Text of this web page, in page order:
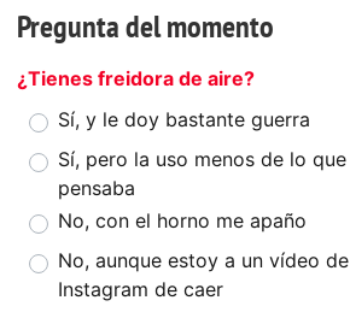
Pregunta del momento
¿Tienes freidora de aire?
Sí, y le doy bastante guerra
Sí, pero la uso menos de lo que
pensaba
No, con el horno me apaño
No, aunque estoy a un vídeo de
Instagram de caer